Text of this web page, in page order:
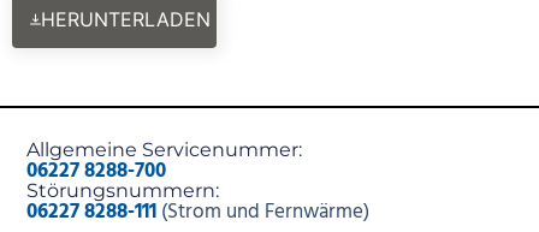
HERUNTERLADEN
Allgemeine Servicenummer:
06227 8288-700
Störungsnummern:
06227 8288-111(Strom und Fernwärme)